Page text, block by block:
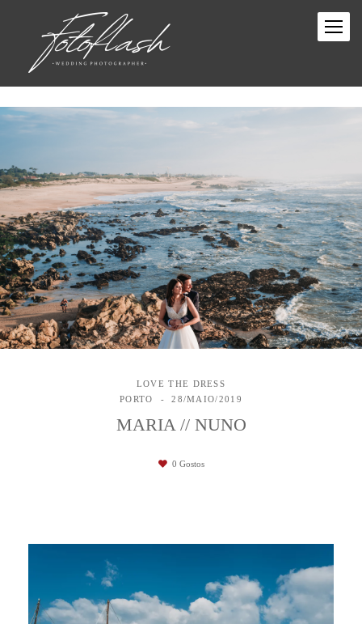
LOVE THE DRESS
PORTO
28/MAIO/2019
MARIA // NUNO
0 Gostos